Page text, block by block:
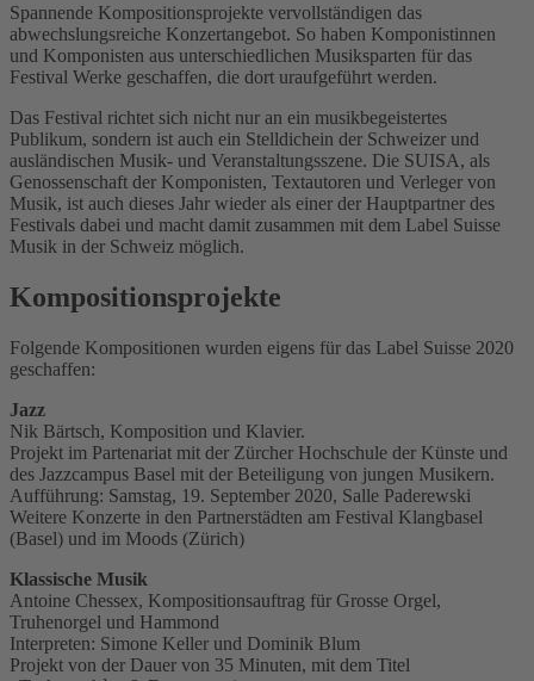
Spannende Kompositionsprojekte vervollständigen das
abwechslungsreiche Konzertangebot. So haben Komponistinnen
und Komponisten aus unterschiedlichen Musiksparten für das
Festival Werke geschaffen, die dort uraufgeführt werden.
Das Festival richtet sich nicht nur an ein musikbegeistertes
Publikum, sondern ist auch ein Stelldichein der Schweizer und
ausländischen Musik- und Veranstaltungsszene. Die SUISA, als
Genossenschaft der Komponisten, Textautoren und Verleger von
Musik, ist auch dieses Jahr wieder als einer der Hauptpartner des
Festivals dabei und macht damit zusammen mit dem Label Suisse
Musik in der Schweiz möglich.
Kompositionsprojekte
Folgende Kompositionen wurden eigens für das Label Suisse 2020
geschaffen:
Jazz
Nik Bärtsch, Komposition und Klavier.
Projekt im Partenariat mit der Zürcher Hochschule der Künste und
des Jazzcampus Basel mit der Beteiligung von jungen Musikern.
Aufführung: Samstag, 19. September 2020, Salle Paderewski
Weitere Konzerte in den Partnerstädten am Festival Klangbasel
(Basel) und im Moods (Zürich)
Klassische Musik
Antoine Chessex, Kompositionsauftrag für Grosse Orgel,
Truhenorgel und Hammond
Interpreten: Simone Keller und Dominik Blum
Projekt von der Dauer von 35 Minuten, mit dem Titel